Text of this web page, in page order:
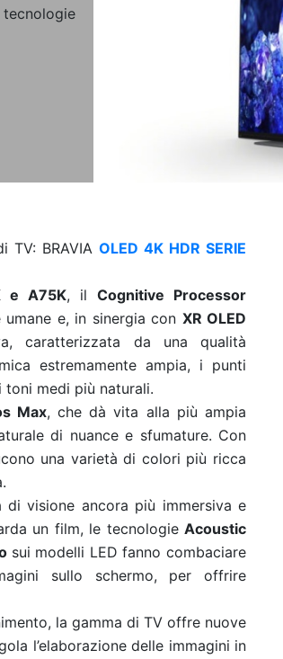
TV: BRAVIA OLED 4K HDR SERIE
e A75K, il Cognitive Processor
e, in sinergia con XR OLED
caratterizzata da una qualità
estremamente ampia, i punti
medi più naturali.
Max, che dà vita alla più ampia
di nuance e sfumature. Con
una varietà di colori più ricca
di visione ancora più immersiva e
un film, le tecnologie Acoustic
sui modelli LED fanno combaciare
sullo schermo, per offrire
la gamma di TV offre nuove
l’elaborazione delle immagini in